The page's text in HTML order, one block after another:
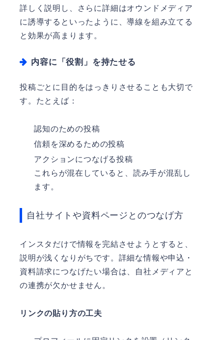
詳しく説明し、さらに詳細はオウンドメディア
に誘導するといったように、導線を組み立てる
と効果が高まります。
内容に「役割」を持たせる
投稿ごとに目的をはっきりさせることも大切で
す。たとえば：
認知のための投稿
信頼を深めるための投稿
アクションにつなげる投稿
これらが混在していると、読み手が混乱し
ます。
自社サイトや資料ページとのつなげ方
インスタだけで情報を完結させようとすると、
説明が浅くなりがちです。詳細な情報や申込・
資料請求につなげたい場合は、自社メディアと
の連携が欠かせません。
リンクの貼り方の工夫